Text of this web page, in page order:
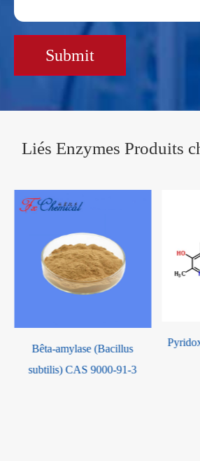
Submit
Liés Enzymes Produits
(Bacillus
9000-91-3
Pyridoxal 5'-
41468-25-1